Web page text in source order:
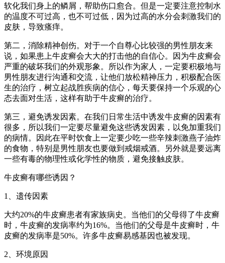
软化我们身上的鳞屑，帮助伤口愈合。但是一定要注意控制水
的温度不可过高，也不可过低，因为过高的水分会刺激我们的
皮肤，导致瘙痒。
第二，消除精神创伤。对于一个自尊心比较强的男性朋友来
说，如果患上牛皮癣会大大的打击他的自信心。因为牛皮癣会
严重的破坏我们的外观形象。所以作为家人，一定要积极地与
男性朋友进行沟通和交流，让他们放松精神压力，积极配合医
生的治疗，树立起战胜疾病的信心，每天要保持一个乐观的心
态去面对生活，这样有助于牛皮癣的治疗。
第三，避免诱发因素。在我们日常生活中诱发牛皮癣的因素有
很多，所以我们一定要尽量避免这些诱发因素，以免加重我们
的病情。因此在平时饮食上一定要少吃一些辛辣刺激燕子油炸
的食物，特别是男性朋友也要做到戒烟戒酒。另外就是要远离
一些有毒的物理性或化学性的物质，避免接触皮肤。
牛皮癣有哪些诱因？
1、遗传因素
大约20%的牛皮癣患者有家族病史。当他们的父母得了牛皮癣
时，牛皮癣的发病率约为16%。当他们的父母是牛皮癣时，牛
皮癣的发病率是50%。许多牛皮癣易感基因也被发现。
2、环境原因